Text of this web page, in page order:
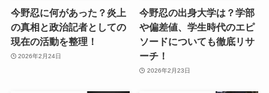
今野忍に何があった？炎上
の真相と政治記者としての
現在の活動を整理！
2026年2月24日
今野忍の出身大学は？学部
や偏差値、学生時代のエピ
ソードについても徹底リサ
ーチ！
2026年2月23日